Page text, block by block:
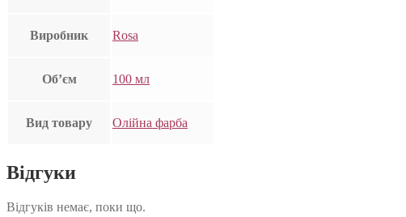
Виробник Rosa
Об’єм 100 мл
Вид товару Олійна фарба
Відгуки
Відгуків немає, поки що.